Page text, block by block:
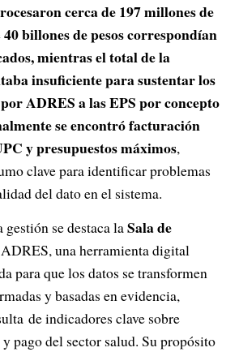
cerca de 197 millones de
40 billones de pesos correspondían
mientras el total de la
insuficiente para sustentar los
ADRES a las EPS por concepto
se encontró facturación
y presupuestos máximos,
clave para identificar problemas
del dato en el sistema.
gestión se destaca laSala de
una herramienta digital
para que los datos se transformen
y basadas en evidencia,
de indicadores clave sobre
pago del sector salud. Su propósito